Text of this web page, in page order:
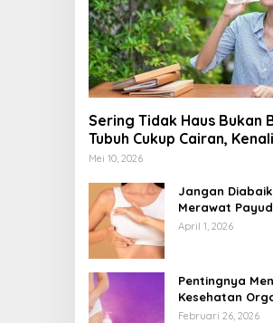
Sering Tidak Haus Bukan
Tubuh Cukup Cairan,
Dehidrasi Ringan
Mei 10, 2026
Jangan
Merawat
Tetap Sehat
April 1, 2026
Pentingnya
Kesehatan
Wanita, Ini 3
Februari 26, 2026